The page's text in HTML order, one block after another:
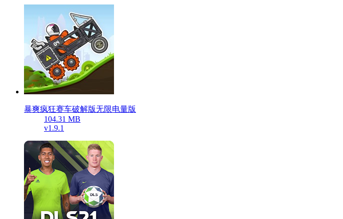
暴爽疯狂赛车破解版无限电量版
104.31 MB
v1.9.1